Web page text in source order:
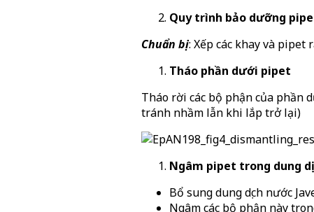
Quy trình bảo dưỡng
Chuẩn bị: Xếp các khay và pipet
Tháo phần dưới pipet
Tháo rời các bộ phận của phần
tránh nhầm lẫn khi lắp trở lại)
Ngâm pipet trong dung
Bổ sung dung dịch nước
Ngâm các bộ phận này